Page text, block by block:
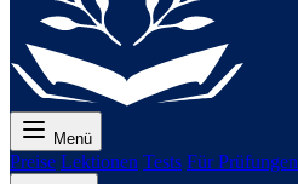
Menü
Preise Lektionen Tests Für Prüfungen